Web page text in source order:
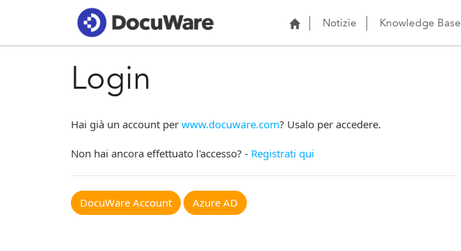
Notizie Knowledge Base
Login
Hai già un account per www.docuware.com? Usalo per accedere.
Non hai ancora effettuato l'accesso? - Registrati qui
DocuWare Account Azure AD